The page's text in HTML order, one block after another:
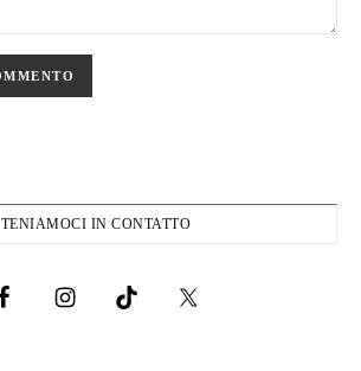
TENIAMOCI IN CONTATTO